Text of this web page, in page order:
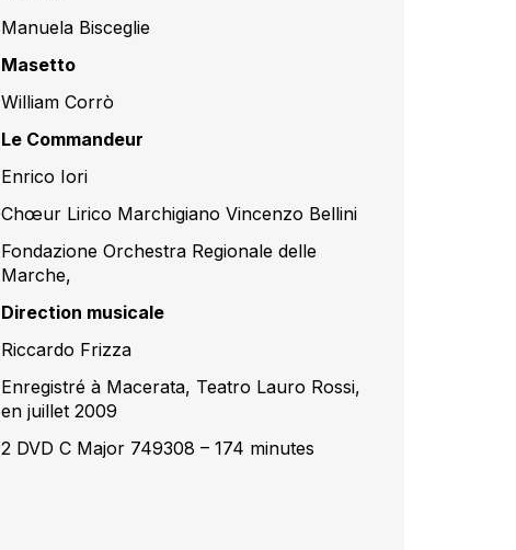
Manuela Bisceglie
Masetto
William Corrò
Le Commandeur
Enrico Iori
Chœur Lirico Marchigiano Vincenzo Bellini
Fondazione Orchestra Regionale delle
Marche,
Direction musicale
Riccardo Frizza
Enregistré à Macerata, Teatro Lauro Rossi,
en juillet 2009
2 DVD C Major 749308 – 174 minutes